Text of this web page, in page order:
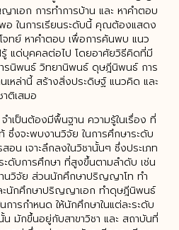
อก การทำการบ้าน และ หาคำตอบ
อ ในการเรียนระดับนี้ คุณต้องแสดง
ทย์ หาคำตอบ เพื่อการค้นพบ แนว
รู้ แด่บุคคลต่อไป โดยอาศัยวิธีคิดที่มี
รนิพนธ์ วิทยานิพนธ์ ดุษฎีนิพนธ์ การ
หล่านี้ สร้างสิ่งประดิษฐ์ แนวคิด และ
ติเสมอ
ำเป็นต้องมีพื้นฐาน ความรู้ในเรื่อง ที่
ซึ่งจะพบงานวิจัย ในการศึกษาระดับ
อน เจาะลึกลงในวิชานั้นๆ ซึ่งประเภท
ดับการศึกษา ที่สูงขึ้นตามลำดับ เช่น
วิจัย ส่วนนักศึกษาปริญญาโท ทำ
นักศึกษาปริญญาเอก ทำดุษฎีนิพนธ์
ารกำหนด ให้นักศึกษาในแต่ละระดับ
น มักขึ้นอยู่กับสาขาวิชา และ สถาบันที่